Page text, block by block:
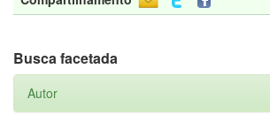
Busca facetada
Autor